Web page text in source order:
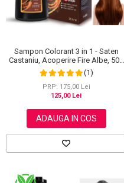
Sampon Colorant 3 in 1 - Saten
Castaniu, Acoperire Fire Albe, 500
ml
(1)
PRP: 175,00 Lei
125,00 Lei
ADAUGA IN COS